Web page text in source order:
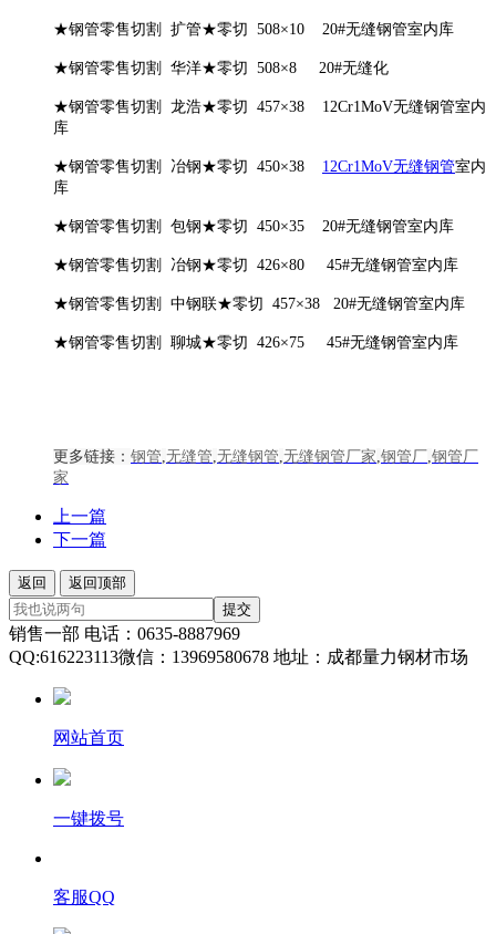
★钢管零售切割 扩管★零切 508×10 20#无缝钢管室内库
★钢管零售切割 华洋★零切 508×8 20#无缝化
★钢管零售切割 龙浩★零切
457×38 12Cr1MoV无缝钢管室内
库
★钢管零售切割 冶钢 ★零切 450×38 12Cr1MoV无缝钢管室内
库
★钢管零售切割 包钢 ★零切 450×35 20#无缝钢管室内库
★钢管零售切割 冶钢 ★零切 426×80 45#无缝钢管室内库
★钢管零售切割 中钢联★零切 457×38 20#无缝钢管室内库
★钢管零售切割 聊城★零切 426×75 45#无缝钢管室内库
更多链接： 钢管 无缝管 无缝钢管 无缝钢管厂家 钢管厂 钢管厂
家
上一篇
下一篇
返回
返回顶部
提交
销售一部 电话：0635-8887969
QQ:616223113微信：13969580678 地址：成都量力钢材市场
网站首页
一键拨号
客服QQ